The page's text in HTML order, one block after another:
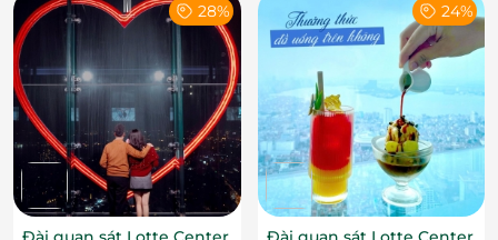
Điểm nhấn công nghệ và chủ đề đầy cảm
hứng
Với vé tham quan cơ bản, bạn sẽ được trải nghiệm từ
phòng 1 đến phòng 7, mỗi không gian là một điểm
nhấn nghệ thuật độc lập chứa đựng bất ngờ và cảm
xúc. Hành trình bắt đầu với Tunnel LED không lối
duy nhất tại Việt Nam đầy choáng ngợp, sau đó bạn
sẽ lạc vào rừng ánh sáng vô tận, khám phá xứ sở
28% 24%